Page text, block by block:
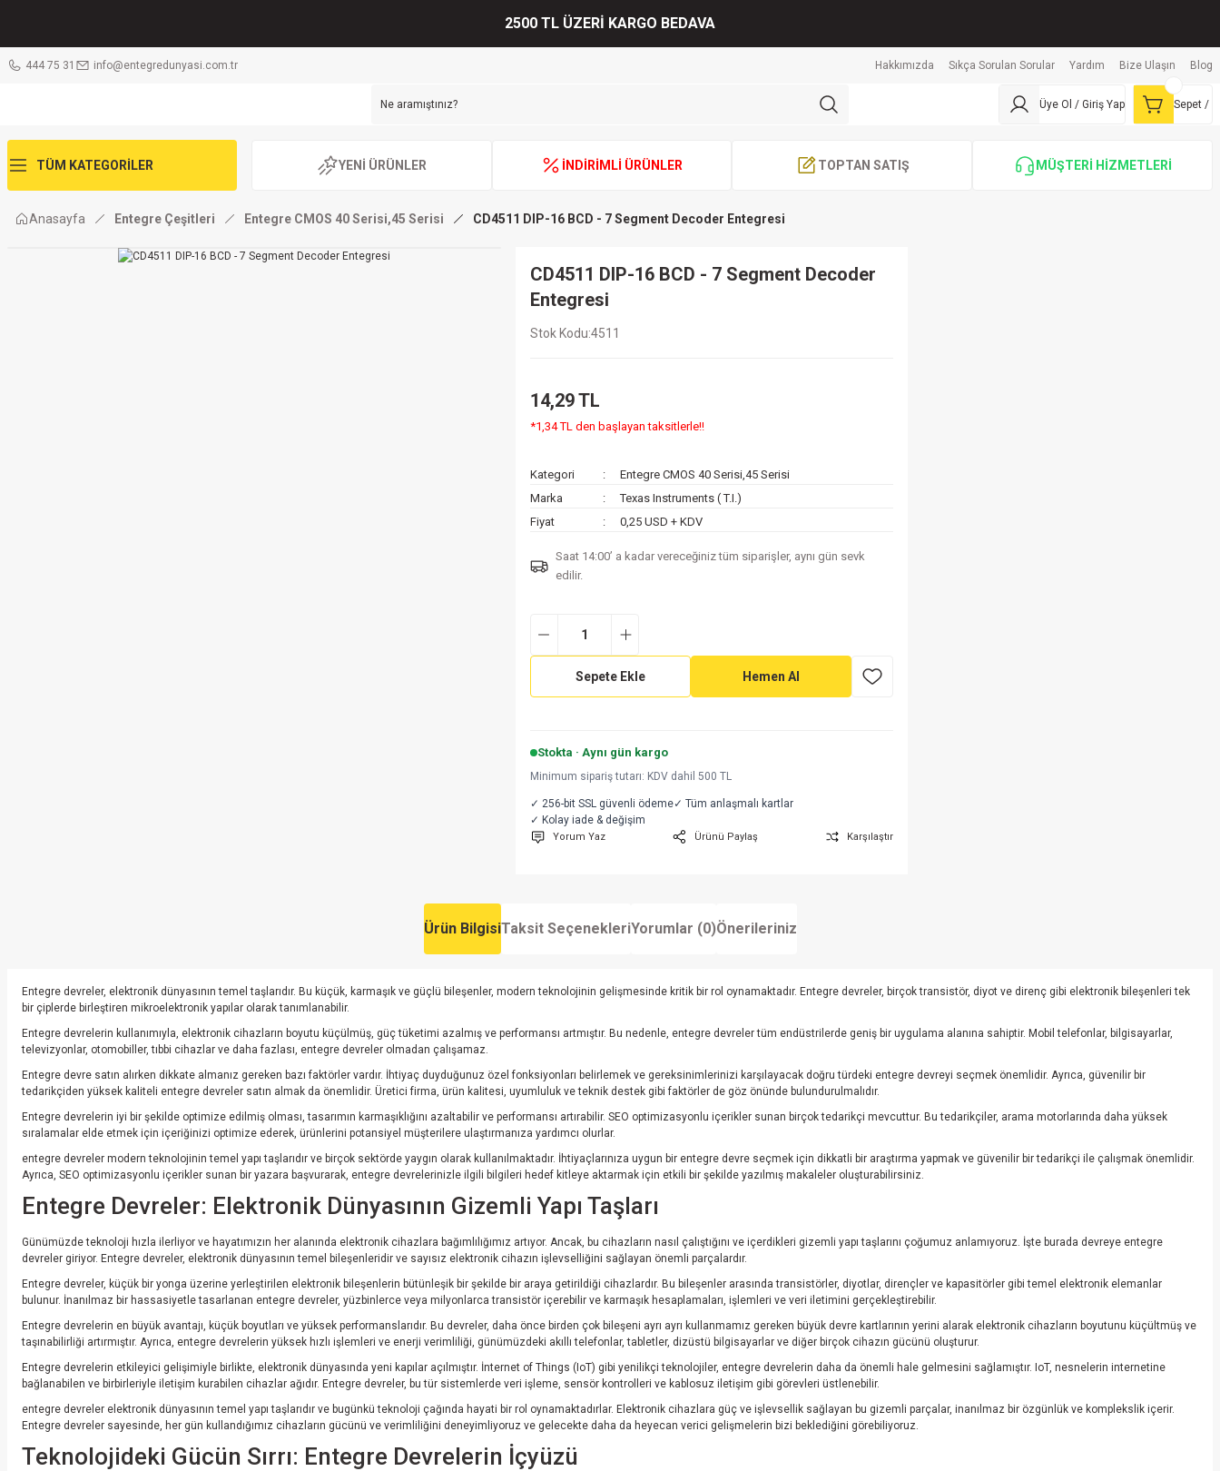
2500 TL ÜZERİ KARGO BEDAVA
444 75 31 info@entegredunyasi.com.tr Hakkımızda Sıkça Sorulan Sorular Yardım Bize Ulaşın Blog
Üye Ol / Giriş Yap Sepet /
TÜM KATEGORİLER YENİ ÜRÜNLER İNDİRİMLİ ÜRÜNLER TOPTAN SATIŞ MÜŞTERİ HİZMETLERİ
Anasayfa Entegre Çeşitleri Entegre CMOS 40 Serisi,45 Serisi CD4511 DIP-16 BCD - 7 Segment Decoder Entegresi
CD4511 DIP-16 BCD - 7 Segment Decoder
Entegresi
Stok Kodu 4511
14,29 TL
*1,34 TL den başlayan taksitlerle!!
Kategori
Entegre CMOS 40 Serisi,45 Serisi
Marka
Texas Instruments ( T.I.)
Fiyat
0,25 USD + KDV
Saat 14:00’ a kadar vereceğiniz tüm siparişler, aynı gün sevk
edilir.
Sepete Ekle Hemen Al
Stokta · Aynı gün kargo
Minimum sipariş tutarı: KDV dahil 500 TL
✓ 256-bit SSL güvenli ödeme✓ Tüm anlaşmalı kartlar
✓ Kolay iade & değişim
Yorum Yaz Ürünü Paylaş Karşılaştır
Ürün BilgisiTaksit SeçenekleriYorumlar (0)Önerileriniz
Entegre devreler, elektronik dünyasının temel taşlarıdır. Bu küçük, karmaşık ve güçlü bileşenler, modern teknolojinin gelişmesinde kritik bir rol oynamaktadır. Entegre devreler, birçok transistör, diyot ve direnç gibi elektronik bileşenleri tek
bir çiplerde birleştiren mikroelektronik yapılar olarak tanımlanabilir.
Entegre devrelerin kullanımıyla, elektronik cihazların boyutu küçülmüş, güç tüketimi azalmış ve performansı artmıştır. Bu nedenle, entegre devreler tüm endüstrilerde geniş bir uygulama alanına sahiptir. Mobil telefonlar, bilgisayarlar,
televizyonlar, otomobiller, tıbbi cihazlar ve daha fazlası, entegre devreler olmadan çalışamaz.
Entegre devre satın alırken dikkate almanız gereken bazı faktörler vardır. İhtiyaç duyduğunuz özel fonksiyonları belirlemek ve gereksinimlerinizi karşılayacak doğru türdeki entegre devreyi seçmek önemlidir. Ayrıca, güvenilir bir
tedarikçiden yüksek kaliteli entegre devreler satın almak da önemlidir. Üretici firma, ürün kalitesi, uyumluluk ve teknik destek gibi faktörler de göz önünde bulundurulmalıdır.
Entegre devrelerin iyi bir şekilde optimize edilmiş olması, tasarımın karmaşıklığını azaltabilir ve performansı artırabilir. SEO optimizasyonlu içerikler sunan birçok tedarikçi mevcuttur. Bu tedarikçiler, arama motorlarında daha yüksek
sıralamalar elde etmek için içeriğinizi optimize ederek, ürünlerini potansiyel müşterilere ulaştırmanıza yardımcı olurlar.
entegre devreler modern teknolojinin temel yapı taşlarıdır ve birçok sektörde yaygın olarak kullanılmaktadır. İhtiyaçlarınıza uygun bir entegre devre seçmek için dikkatli bir araştırma yapmak ve güvenilir bir tedarikçi ile çalışmak önemlidir.
Ayrıca, SEO optimizasyonlu içerikler sunan bir yazara başvurarak, entegre devrelerinizle ilgili bilgileri hedef kitleye aktarmak için etkili bir şekilde yazılmış makaleler oluşturabilirsiniz.
Entegre Devreler: Elektronik Dünyasının Gizemli Yapı Taşları
Günümüzde teknoloji hızla ilerliyor ve hayatımızın her alanında elektronik cihazlara bağımlılığımız artıyor. Ancak, bu cihazların nasıl çalıştığını ve içerdikleri gizemli yapı taşlarını çoğumuz anlamıyoruz. İşte burada devreye entegre
devreler giriyor. Entegre devreler, elektronik dünyasının temel bileşenleridir ve sayısız elektronik cihazın işlevselliğini sağlayan önemli parçalardır.
Entegre devreler, küçük bir yonga üzerine yerleştirilen elektronik bileşenlerin bütünleşik bir şekilde bir araya getirildiği cihazlardır. Bu bileşenler arasında transistörler, diyotlar, dirençler ve kapasitörler gibi temel elektronik elemanlar
bulunur. İnanılmaz bir hassasiyetle tasarlanan entegre devreler, yüzbinlerce veya milyonlarca transistör içerebilir ve karmaşık hesaplamaları, işlemleri ve veri iletimini gerçekleştirebilir.
Entegre devrelerin en büyük avantajı, küçük boyutları ve yüksek performanslarıdır. Bu devreler, daha önce birden çok bileşeni ayrı ayrı kullanmamız gereken büyük devre kartlarının yerini alarak elektronik cihazların boyutunu küçültmüş ve
taşınabilirliği artırmıştır. Ayrıca, entegre devrelerin yüksek hızlı işlemleri ve enerji verimliliği, günümüzdeki akıllı telefonlar, tabletler, dizüstü bilgisayarlar ve diğer birçok cihazın gücünü oluşturur.
Entegre devrelerin etkileyici gelişimiyle birlikte, elektronik dünyasında yeni kapılar açılmıştır. İnternet of Things (IoT) gibi yenilikçi teknolojiler, entegre devrelerin daha da önemli hale gelmesini sağlamıştır. IoT, nesnelerin internetine
bağlanabilen ve birbirleriyle iletişim kurabilen cihazlar ağıdır. Entegre devreler, bu tür sistemlerde veri işleme, sensör kontrolleri ve kablosuz iletişim gibi görevleri üstlenebilir.
entegre devreler elektronik dünyasının temel yapı taşlarıdır ve bugünkü teknoloji çağında hayati bir rol oynamaktadırlar. Elektronik cihazlara güç ve işlevsellik sağlayan bu gizemli parçalar, inanılmaz bir özgünlük ve komplekslik içerir.
Entegre devreler sayesinde, her gün kullandığımız cihazların gücünü ve verimliliğini deneyimliyoruz ve gelecekte daha da heyecan verici gelişmelerin bizi beklediğini görebiliyoruz.
Teknolojideki Gücün Sırrı: Entegre Devrelerin İçyüzü